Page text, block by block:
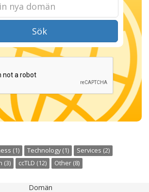
Sök
(1) Technology (1)
Services (2)
(3) ccTLD (12) Other (8)
Domän